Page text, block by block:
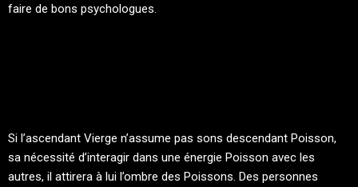
faire de bons psychologues.
Si l’ascendant Vierge n’assume pas sons descendant Poisson,
sa nécessité d’interagir dans une énergie Poisson avec les
autres, il attirera à lui l’ombre des Poissons. Des personnes